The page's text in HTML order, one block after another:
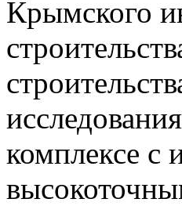
Крымского
комплексе с